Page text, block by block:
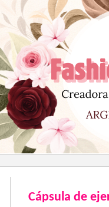
al
contenido
Cápsula de